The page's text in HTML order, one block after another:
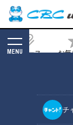
ニュース お
MENU
チ
ープン！